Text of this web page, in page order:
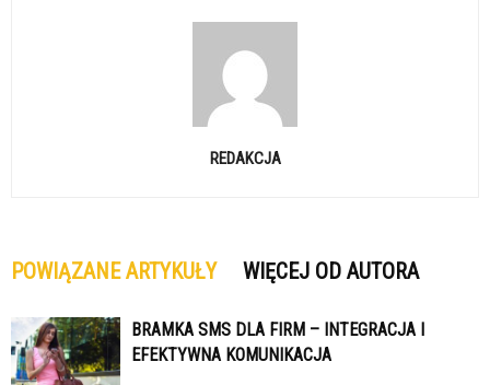
REDAKCJA
POWIĄZANE ARTYKUŁY WIĘCEJ OD AUTORA
BRAMKA SMS DLA FIRM – INTEGRACJA I
EFEKTYWNA KOMUNIKACJA